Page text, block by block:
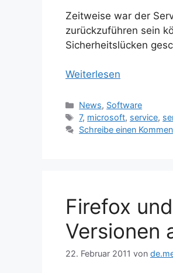
Zeitweise war der
zurückzuführen sein
Sicherheitslücken
Weiterlesen
Kategorien
News, Software
Schlagwörter
7, microsoft, service,
Schreibe einen
Firefox
Versionen
22. Februar 2011 von